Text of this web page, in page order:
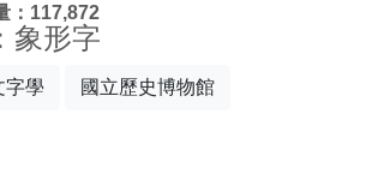
：117,872
象形字
字學 國立歷史博物館